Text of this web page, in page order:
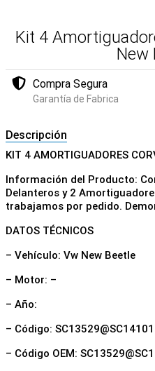
Kit 4
New
Compra Segura
Garantía de Fabrica
Descripción
KIT 4 AMORTIGUADORES
Información del Producto:
Delanteros y 2
trabajamos por pedido.
DATOS TÉCNICOS
– Vehículo: Vw New Beetle
– Motor: –
– Año:
– Código: SC13529@SC14101
– Código OEM: